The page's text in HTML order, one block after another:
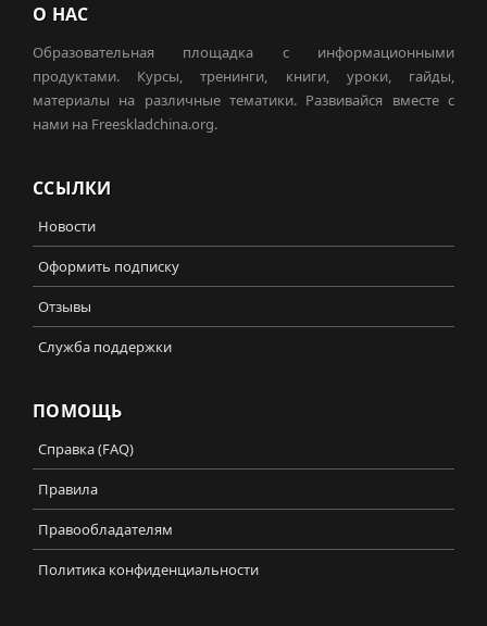
О НАС
Образовательная площадка с информационными
продуктами. Курсы, тренинги, книги, уроки, гайды,
материалы на различные тематики. Развивайся вместе с
нами на Freeskladchina.org.
ССЫЛКИ
Новости
Оформить подписку
Отзывы
Служба поддержки
ПОМОЩЬ
Справка (FAQ)
Правила
Правообладателям
Политика конфиденциальности